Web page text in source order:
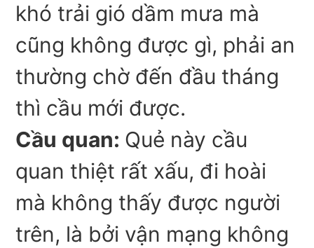
khó trải gió dầm mưa mà
cũng không được gì, phải an
thường chờ đến đầu tháng
thì cầu mới được.
Cầu quan: Quẻ này cầu
quan thiệt rất xấu, đi hoài
mà không thấy được người
trên, là bởi vận mạng không